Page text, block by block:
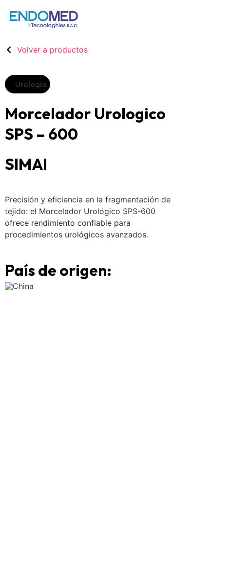
Volver a productos
Urología
Morcelador Urologico
SPS – 600
SIMAI
Precisión y eficiencia en la fragmentación de
tejido: el Morcelador Urológico SPS-600
ofrece rendimiento confiable para
procedimientos urológicos avanzados.
País de origen:
China